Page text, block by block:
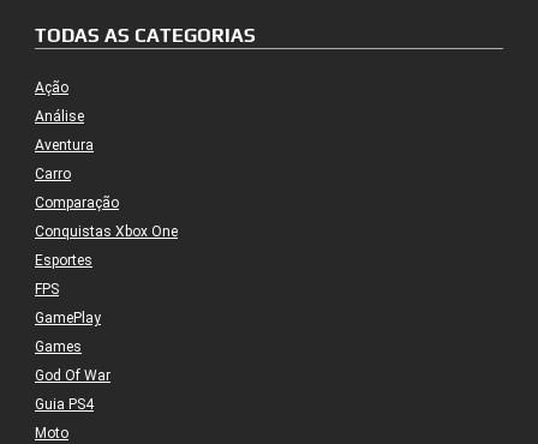
TODAS AS CATEGORIAS
Ação
Análise
Aventura
Carro
Comparação
Conquistas Xbox One
Esportes
FPS
GamePlay
Games
God Of War
Guia PS4
Moto